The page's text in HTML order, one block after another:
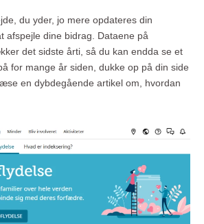
du yder, jo mere opdateres din
afspejle dine bidrag. Dataene på
det sidste årti, så du kan endda se et
for mange år siden, dukke op på din side
en dybdegående artikel om, hvordan